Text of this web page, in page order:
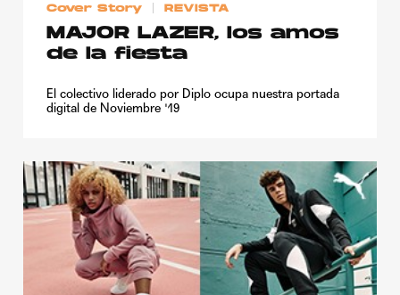
Cover Story REVISTA
MAJOR LAZER, los amos
de la fiesta
El colectivo liderado por Diplo ocupa nuestra portada
digital de Noviembre '19